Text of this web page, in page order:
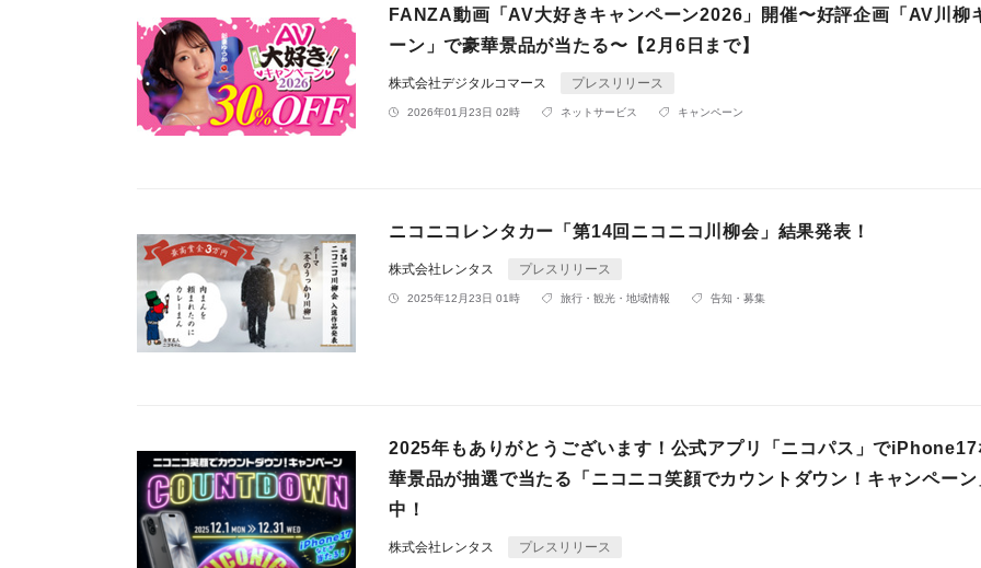
FANZA動画「AV大好きキャンペーン2026」開催〜好評企画「AV川柳
ーン」で豪華景品が当たる〜【2月6日まで】
株式会社デジタルコマース プレスリリース
2026年01月23日 02時 ネットサービス キャンペーン
ニコニコレンタカー「第14回ニコニコ川柳会」結果発表！
株式会社レンタス プレスリリース
2025年12月23日 01時 旅行・観光・地域情報 告知・募集
2025年もありがとうございます！公式アプリ「ニコパス」でiPhone17
華景品が抽選で当たる「ニコニコ笑顔でカウントダウン！キャンペー
中！
株式会社レンタス プレスリリース